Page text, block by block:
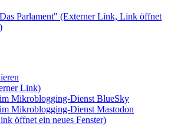
Parlament" (Externer Link, Link öffnet
Link)
Mikroblogging-Dienst BlueSky
Mikroblogging-Dienst Mastodon
öffnet ein neues Fenster)